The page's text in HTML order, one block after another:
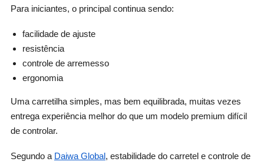
Para iniciantes, o principal continua sendo:
facilidade de ajuste
resistência
controle de arremesso
ergonomia
Uma carretilha simples, mas bem equilibrada, muitas vezes
entrega experiência melhor do que um modelo premium difícil
de controlar.
Segundo a Daiwa Global, estabilidade do carretel e controle de